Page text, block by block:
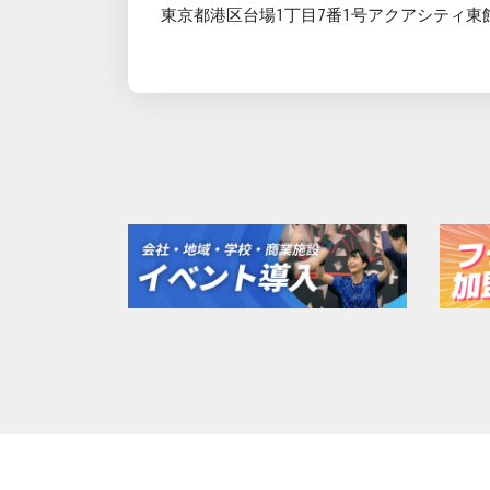
東京都港区台場1丁目7番1号アクアシティ東